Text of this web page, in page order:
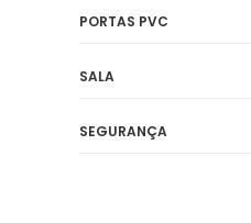
PORTAS PVC
SALA
SEGURANÇA